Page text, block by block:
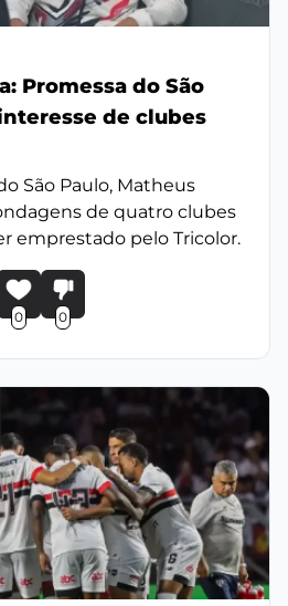
Promessa do São
de clubes
São Paulo, Matheus
de quatro clubes
emprestado pelo Tricolor.
0 0